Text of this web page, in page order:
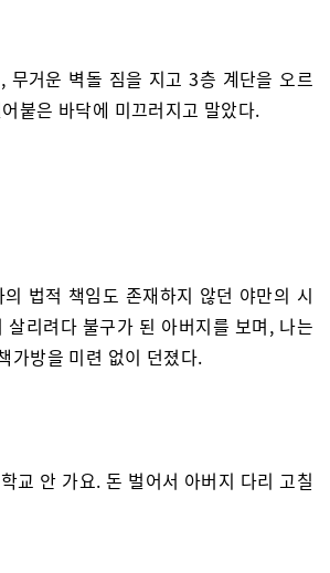
무거운 벽돌 짐을 지고 3층 계단을 오르
붙은 바닥에 미끄러지고 말았다.
법적 책임도 존재하지 않던 야만의 시
살리려다 불구가 된 아버지를 보며, 나는
가방을 미련 없이 던졌다.
교 안 가요. 돈 벌어서 아버지 다리 고칠